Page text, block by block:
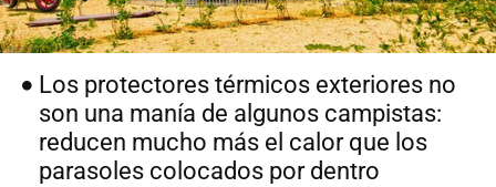
Los protectores térmicos exteriores no
son una manía de algunos campistas:
reducen mucho más el calor que los
parasoles colocados por dentro